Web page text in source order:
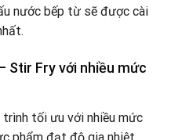
nước bếp từ sẽ được cài
Stir Fry với nhiều mức
tối ưu với nhiều mức
phẩm đạt độ gia nhiệt